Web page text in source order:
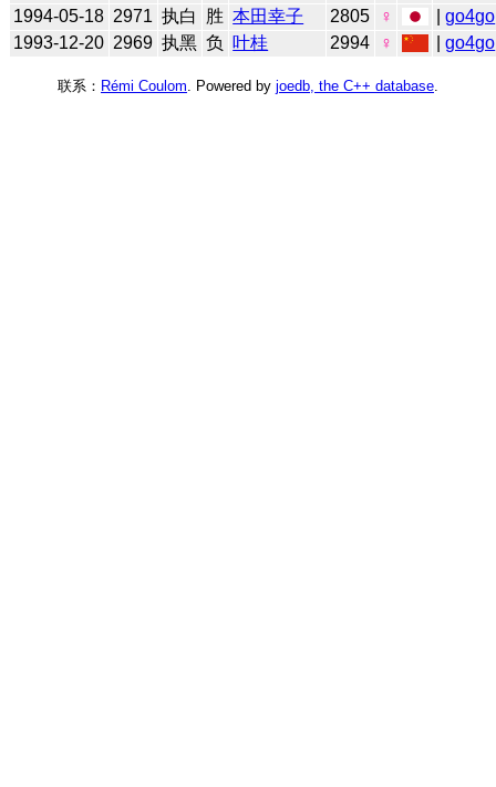
1994-05-18 2971 执白 胜 本田幸子 2805 ♀ |go4go
1993-12-20 2969 执黑 负 叶桂 2994 ♀ |go4go
联系： Rémi Coulom . Powered by joedb, the C++ database